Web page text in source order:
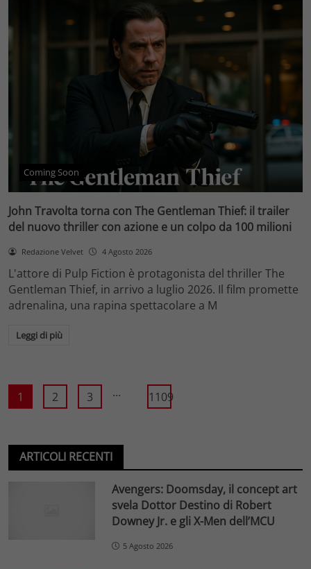
Coming Soon
John Travolta torna con The Gentleman Thief: il trailer
del nuovo thriller con azione e un colpo da 100 milioni
Redazione Velvet 4 Agosto 2026
L'attore di Pulp Fiction è protagonista del thriller The
Gentleman Thief, in arrivo a luglio 2026. Il film promette
adrenalina, una rapina spettacolare a M
Leggi di più
1 2 3 ... 1109
ARTICOLI RECENTI
Avengers: Doomsday, il concept art
svela Dottor Destino di Robert
Downey Jr. e gli X-Men dell’MCU
5 Agosto 2026